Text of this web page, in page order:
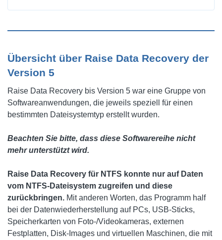
Übersicht über Raise Data Recovery der
Version 5
Raise Data Recovery bis Version 5 war eine Gruppe von
Softwareanwendungen, die jeweils speziell für einen
bestimmten Dateisystemtyp erstellt wurden.
Beachten Sie bitte, dass diese Softwarereihe nicht
mehr unterstützt wird.
Raise Data Recovery für NTFS konnte nur auf Daten
vom NTFS-Dateisystem zugreifen und diese
zurückbringen. Mit anderen Worten, das Programm half
bei der Datenwiederherstellung auf PCs, USB-Sticks,
Speicherkarten von Foto-/Videokameras, externen
Festplatten, Disk-Images und virtuellen Maschinen, die mit